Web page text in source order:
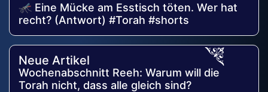
🦟 Eine Mücke am Esstisch töten. Wer hat
recht? (Antwort) #Torah #shorts
Neue Artikel
Wochenabschnitt Reeh: Warum will die
Torah nicht, dass alle gleich sind?